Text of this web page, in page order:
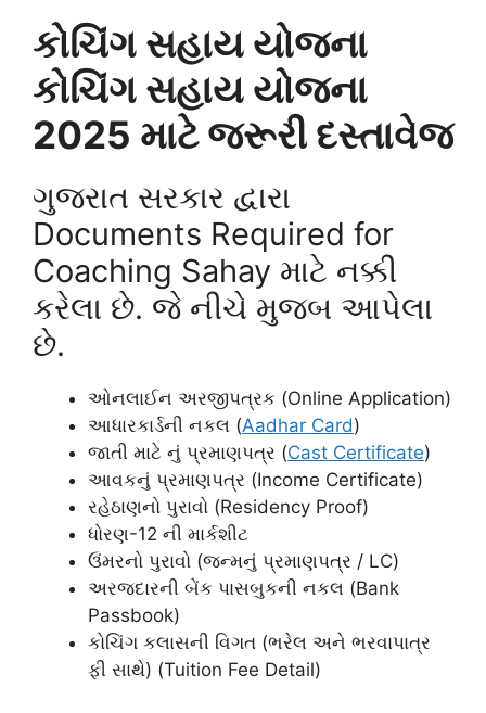
કોચિંગ સહાય યોજના
કોચિંગ સહાય યોજના
2025 માટે જરૂરી દસ્તાવેજ
ગુજરાત સરકાર દ્વારા
Documents Required for
Coaching Sahay માટે નક્કી
કરેલા છે. જે નીચે મુજબ આપેલા
છે.
ઓનલાઈન અરજીપત્રક (Online Application)
આધારકાર્ડની નકલ (Aadhar Card)
જાતી માટે નું પ્રમાણપત્ર (Cast Certificate)
આવકનું પ્રમાણપત્ર (Income Certificate)
રહેઠાણનો પુરાવો (Residency Proof)
ધોરણ-12 ની માર્કશીટ
ઉંમરનો પુરાવો (જન્મનું પ્રમાણપત્ર / LC)
અરજદારની બેંક પાસબુકની નકલ (Bank
Passbook)
કોચિંગ કલાસની વિગત (ભરેલ અને ભરવાપાત્ર
ફી સાથે) (Tuition Fee Detail)